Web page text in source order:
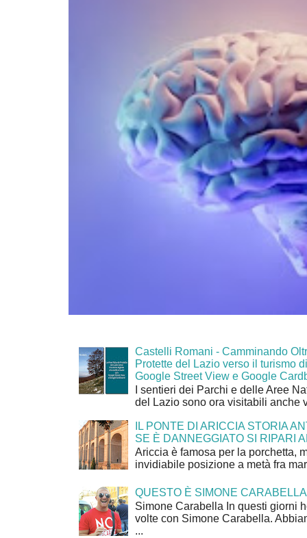
Castelli Romani - Camminando
Protette del Lazio verso il turismo
Google Street View e Google
I sentieri dei Parchi e delle Aree
del Lazio sono ora visitabili anche
IL PONTE DI ARICCIA STORIA
SE È DANNEGGIATO SI RIPARI
Ariccia è famosa per la porchetta,
invidiabile posizione a metà fra
QUESTO È SIMONE CARABELLA
Simone Carabella In questi giorni
volte con Simone Carabella.
...